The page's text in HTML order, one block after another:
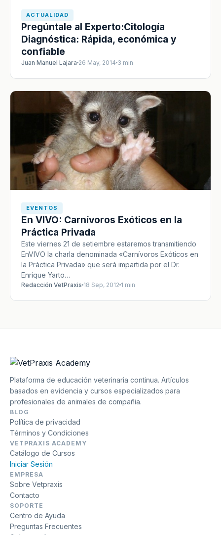
ACTUALIDAD
Pregúntale al Experto:Citología
Diagnóstica: Rápida, económica y
confiable
Juan Manuel Lajara 26 May, 2014 3 min
EVENTOS
En VIVO: Carnívoros Exóticos en la
Práctica Privada
Este viernes 21 de setiembre estaremos transmitiendo
EnVIVO la charla denominada «Carnívoros Exóticos en
la Práctica Privada» que será impartida por el Dr.
Enrique Yarto…
Redacción VetPraxis 18 Sep, 2012 1 min
Plataforma de educación veterinaria continua. Artículos
basados en evidencia y cursos especializados para
profesionales de animales de compañia.
BLOG
Política de privacidad
Términos y Condiciones
VETPRAXIS ACADEMY
Catálogo de Cursos
Iniciar Sesión
EMPRESA
Sobre Vetpraxis
Contacto
SOPORTE
Centro de Ayuda
Preguntas Frecuentes